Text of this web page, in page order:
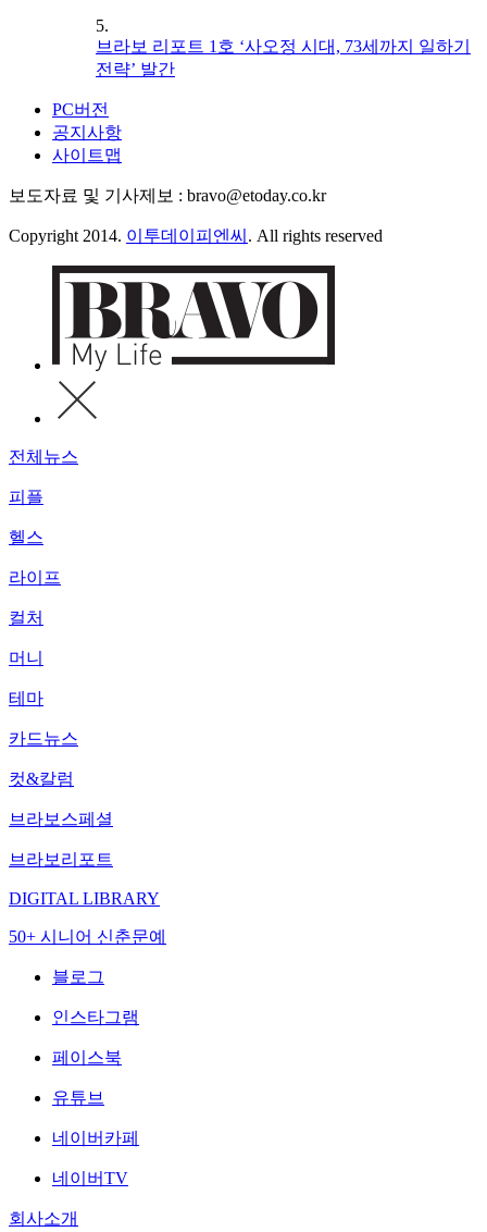
5.
브라보 리포트 1호 ‘사오정 시대, 73세까지 일하기
전략’ 발간
PC버전
공지사항
사이트맵
보도자료 및 기사제보 : bravo@etoday.co.kr
Copyright 2014. 이투데이피엔씨 . All rights reserved
전체뉴스
피플
헬스
라이프
컬처
머니
테마
카드뉴스
컷&칼럼
브라보스페셜
브라보리포트
DIGITAL LIBRARY
50+ 시니어 신춘문예
블로그
인스타그램
페이스북
유튜브
네이버카페
네이버TV
회사소개